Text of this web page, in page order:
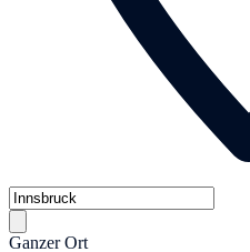
Ganzer Ort